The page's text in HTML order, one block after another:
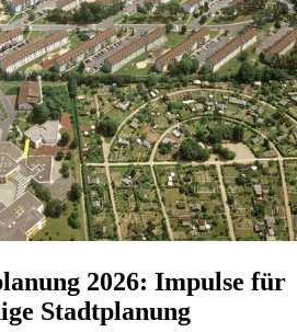
2026: Impulse für
Stadtplanung